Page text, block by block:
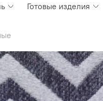
Готовые изделия